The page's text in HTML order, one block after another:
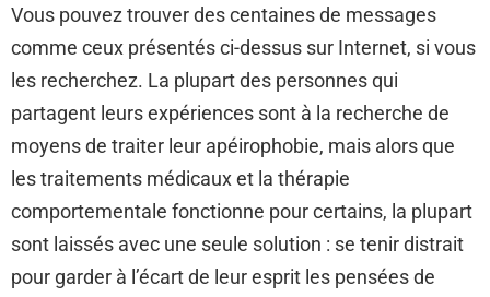
Vous pouvez trouver des centaines de messages
comme ceux présentés ci-dessus sur Internet, si vous
les recherchez. La plupart des personnes qui
partagent leurs expériences sont à la recherche de
moyens de traiter leur apéirophobie, mais alors que
les traitements médicaux et la thérapie
comportementale fonctionne pour certains, la plupart
sont laissés avec une seule solution : se tenir distrait
pour garder à l’écart de leur esprit les pensées de